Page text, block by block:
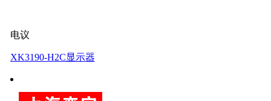
电议
XK3190-H2C显示器